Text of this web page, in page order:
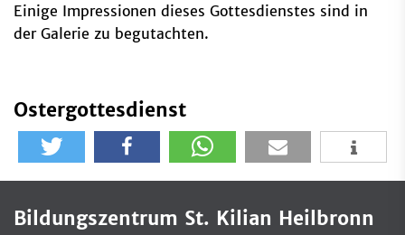
Einige Impressionen dieses Gottesdienstes sind in
der Galerie zu begutachten.
Ostergottesdienst
Bildungszentrum St. Kilian Heilbronn